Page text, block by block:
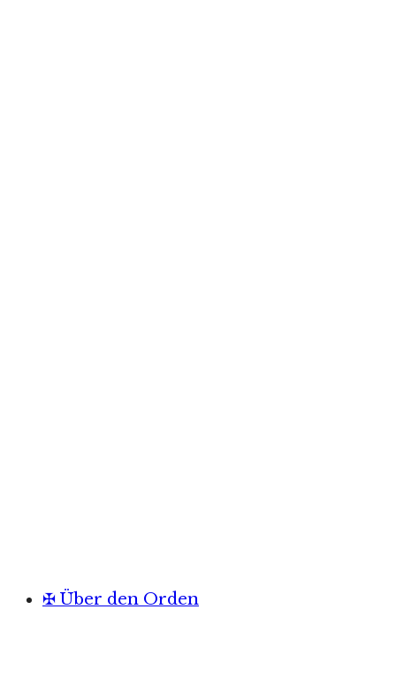
✠ Über den Orden